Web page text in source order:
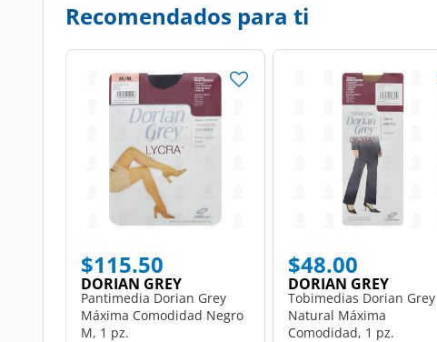
Recomendados para ti
$115.50
DORIAN GREY
Pantimedia Dorian Grey
Máxima Comodidad Negro
M, 1 pz.
$48.00
DORIAN GREY
Tobimedias Dorian Grey
Natural Máxima
Comodidad, 1 pz.